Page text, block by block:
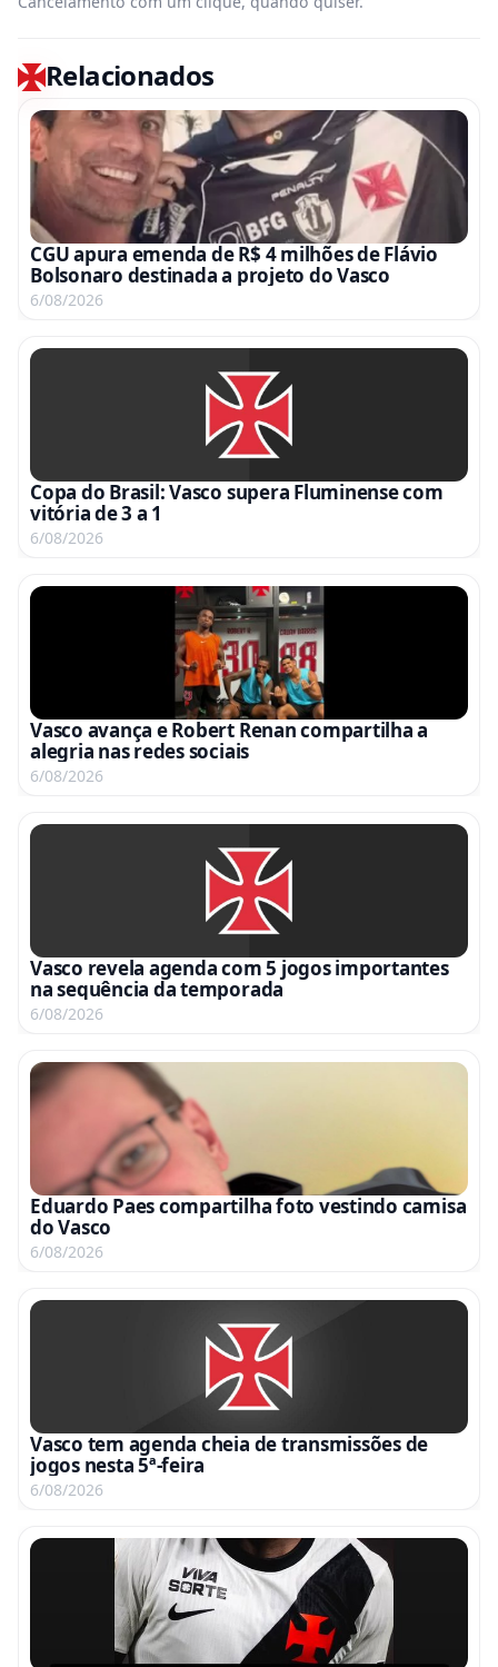
Relacionados
CGU apura emenda de R$ 4 milhões de Flávio
Bolsonaro destinada a projeto do Vasco
6/08/2026
Copa do Brasil: Vasco supera Fluminense com
vitória de 3 a 1
6/08/2026
Vasco avança e Robert Renan compartilha a
alegria nas redes sociais
6/08/2026
Vasco revela agenda com 5 jogos importantes
na sequência da temporada
6/08/2026
Eduardo Paes compartilha foto vestindo camisa
do Vasco
6/08/2026
Vasco tem agenda cheia de transmissões de
jogos nesta 5ª-feira
6/08/2026